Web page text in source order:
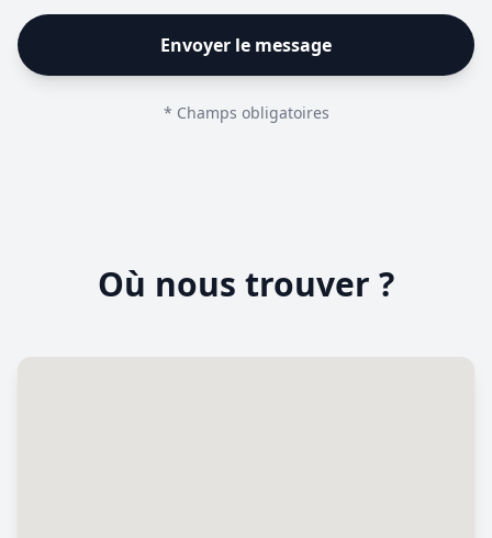
Envoyer le message
* Champs obligatoires
Où nous trouver ?